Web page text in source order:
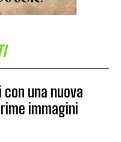
una nuova
immagini